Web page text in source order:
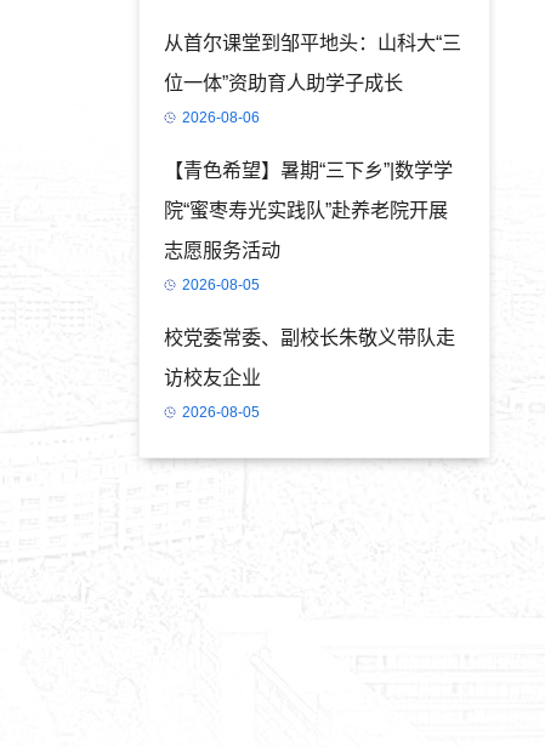
从首尔课堂到邹平地头：山科大“三
位一体”资助育人助学子成长
2026-08-06
【青色希望】暑期“三下乡”|数学学
院“蜜枣寿光实践队”赴养老院开展
志愿服务活动
2026-08-05
校党委常委、副校长朱敬义带队走
访校友企业
2026-08-05